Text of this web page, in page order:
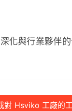
化與行業夥伴的
對 Hsviko 工廠的